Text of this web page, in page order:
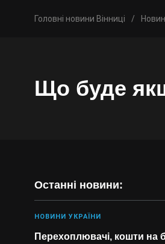
Головні новини Вінниці /
Що буде
Останні новини:
НОВИНИ УКРАЇНИ
Перехоплювачі, кошти на